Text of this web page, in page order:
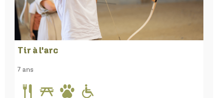
Tir à l'arc
7 ans